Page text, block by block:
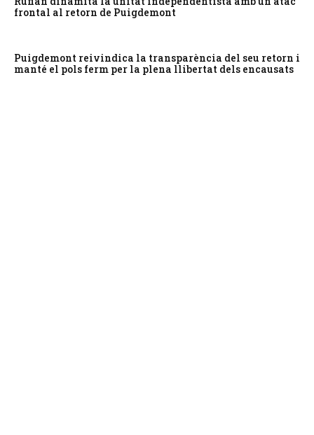
frontal al retorn de Puigdemont
Puigdemont reivindica la transparència del seu retorn i
manté el pols ferm per la plena llibertat dels encausats